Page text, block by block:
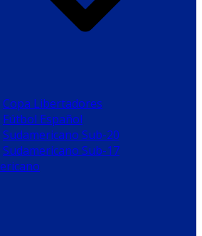
Copa Libertadores
Fútbol Español
Sudamericano Sub-20
Sudamericano Sub-17